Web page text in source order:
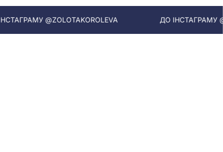
@ZOLOTAKOROLEVA ДО ІНСТАГРАМУ